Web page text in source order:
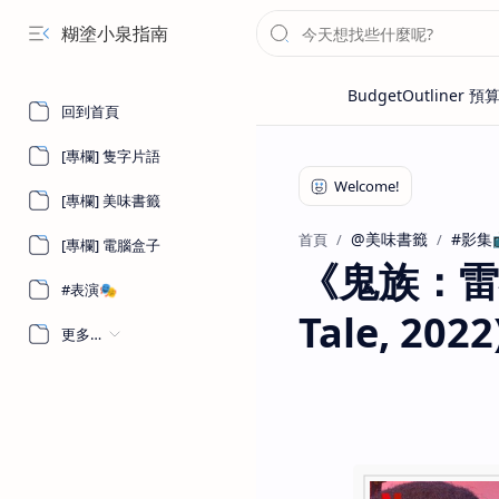
糊塗小泉指南
回到首頁
[專欄] 隻字片語
[專欄] 美味書籤
[專欄] 電腦盒子
#表演🎭
更多…
首頁 @美味書籤 #影集
《鬼族：
Tale,